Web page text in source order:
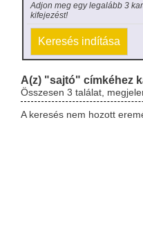
Adjon meg egy legalább 3
kifejezést!
A(z) "sajtó" címkéhez
Összesen 3 találat,
A keresés nem hozott